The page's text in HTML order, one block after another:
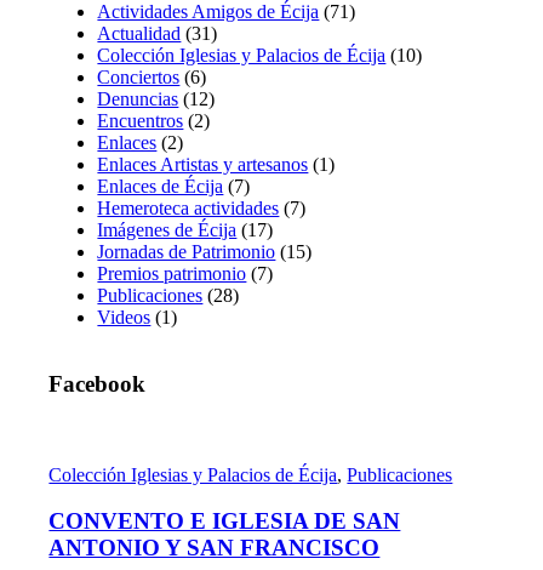
Actividades Amigos de Écija (71)
Actualidad (31)
Colección Iglesias y Palacios de Écija (10)
Conciertos (6)
Denuncias (12)
Encuentros (2)
Enlaces (2)
Enlaces Artistas y artesanos (1)
Enlaces de Écija (7)
Hemeroteca actividades (7)
Imágenes de Écija (17)
Jornadas de Patrimonio (15)
Premios patrimonio (7)
Publicaciones (28)
Videos (1)
Facebook
Colección Iglesias y Palacios de Écija,Publicaciones
CONVENTO E IGLESIA DE SAN
ANTONIO Y SAN FRANCISCO